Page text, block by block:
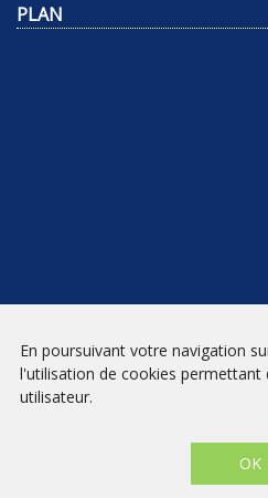
PLAN
INSCRIPTION
Paradis - Marseille © 2026 -
En poursuivant votre navigation
l'utilisation de cookies permettant
utilisateur.
OK